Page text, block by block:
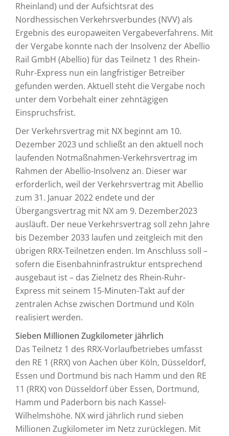
Rheinland) und der Aufsichtsrat des
Nordhessischen Verkehrsverbundes (NVV) als
Ergebnis des europaweiten Vergabeverfahrens. Mit
der Vergabe konnte nach der Insolvenz der Abellio
Rail GmbH (Abellio) für das Teilnetz 1 des Rhein-
Ruhr-Express nun ein langfristiger Betreiber
gefunden werden. Aktuell steht die Vergabe noch
unter dem Vorbehalt einer zehntägigen
Einspruchsfrist.
Der Verkehrsvertrag mit NX beginnt am 10.
Dezember 2023 und schließt an den aktuell noch
laufenden Notmaßnahmen-Verkehrsvertrag im
Rahmen der Abellio-Insolvenz an. Dieser war
erforderlich, weil der Verkehrsvertrag mit Abellio
zum 31. Januar 2022 endete und der
Übergangsvertrag mit NX am 9. Dezember2023
ausläuft. Der neue Verkehrsvertrag soll zehn Jahre
bis Dezember 2033 laufen und zeitgleich mit den
übrigen RRX-Teilnetzen enden. Im Anschluss soll –
sofern die Eisenbahninfrastruktur entsprechend
ausgebaut ist – das Zielnetz des Rhein-Ruhr-
Express mit seinem 15-Minuten-Takt auf der
zentralen Achse zwischen Dortmund und Köln
realisiert werden.
Sieben Millionen Zugkilometer jährlich
Das Teilnetz 1 des RRX-Vorlaufbetriebes umfasst
den RE 1 (RRX) von Aachen über Köln, Düsseldorf,
Essen und Dortmund bis nach Hamm und den RE
11 (RRX) von Düsseldorf über Essen, Dortmund,
Hamm und Paderborn bis nach Kassel-
Wilhelmshöhe. NX wird jährlich rund sieben
Millionen Zugkilometer im Netz zurücklegen. Mit